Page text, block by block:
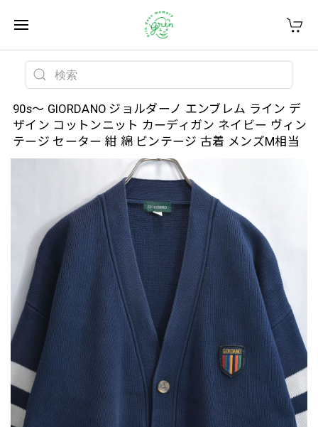
90s～ GIORDANO ジョルダーノ エンブレム ライン デ
ザイン コットンニット カーディガン ネイビー ヴィン
テージ セーター 紺 綿 ビンテージ 古着 メンズM相当